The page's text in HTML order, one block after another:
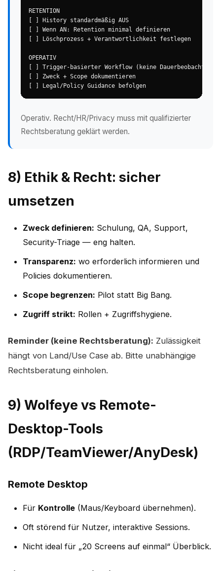
RETENTION
[ ] History standardmäßig AUS
[ ] Wenn AN: Retention minimal definieren
[ ] Löschprozess + Verantwortlichkeit festlegen
OPERATIV
[ ] Trigger-basierter Workflow (keine Dauerbeobachtung)
[ ] Zweck + Scope dokumentieren
[ ] Legal/Policy Guidance befolgen
Operativ. Recht/HR/Privacy muss mit qualifizierter
Rechtsberatung geklärt werden.
8) Ethik & Recht: sicher
umsetzen
Zweck definieren: Schulung, QA, Support,
Security-Triage — eng halten.
Transparenz: wo erforderlich informieren und
Policies dokumentieren.
Scope begrenzen: Pilot statt Big Bang.
Zugriff strikt: Rollen + Zugriffshygiene.
Reminder (keine Rechtsberatung): Zulässigkeit
hängt von Land/Use Case ab. Bitte unabhängige
Rechtsberatung einholen.
9) Wolfeye vs Remote-
Desktop-Tools
(RDP/TeamViewer/AnyDesk)
Remote Desktop
Für Kontrolle (Maus/Keyboard übernehmen).
Oft störend für Nutzer, interaktive Sessions.
Nicht ideal für „20 Screens auf einmal“ Überblick.